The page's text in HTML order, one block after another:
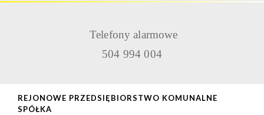
Telefony alarmowe
504 994 004
REJONOWE PRZEDSIĘBIORSTWO KOMUNALNE
SPÓŁKA